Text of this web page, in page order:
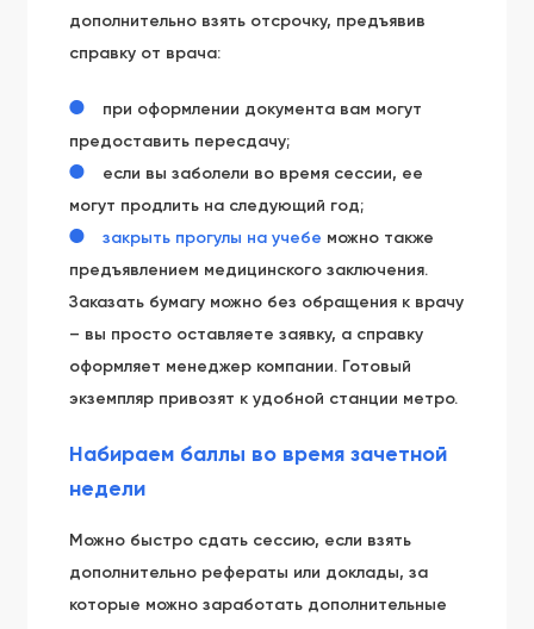
дополнительно взять отсрочку, предъявив
справку от врача:
при оформлении документа вам могут
предоставить пересдачу;
если вы заболели во время сессии, ее
могут продлить на следующий год;
закрыть прогулы на учебе можно также
предъявлением медицинского заключения.
Заказать бумагу можно без обращения к врачу
– вы просто оставляете заявку, а справку
оформляет менеджер компании. Готовый
экземпляр привозят к удобной станции метро.
Набираем баллы во время зачетной
недели
Можно быстро сдать сессию, если взять
дополнительно рефераты или доклады, за
которые можно заработать дополнительные